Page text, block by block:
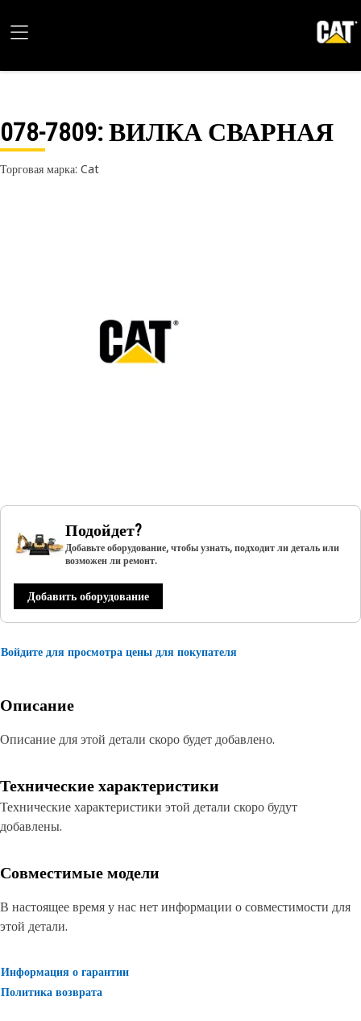
078-7809: ВИЛКА СВАРНАЯ
Торговая марка: Cat
Подойдет?
Добавьте оборудование, чтобы узнать, подходит ли деталь или
возможен ли ремонт.
Добавить оборудование
Войдите для просмотра цены для покупателя
Описание
Описание для этой детали скоро будет добавлено.
Технические характеристики
Технические характеристики этой детали скоро будут
добавлены.
Совместимые модели
В настоящее время у нас нет информации о совместимости для
этой детали.
Информация о гарантии
Политика возврата